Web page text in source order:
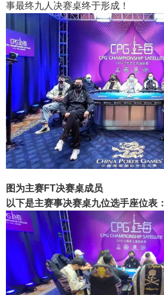
事最终九人决赛桌终于形成！
图为主赛FT决赛桌成员
以下是主赛事决赛桌九位选手座位表：